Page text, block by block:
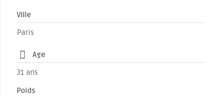
Ville
Paris
Age
31 ans
Poids